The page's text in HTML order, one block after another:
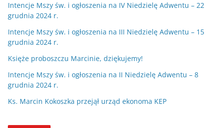
Intencje Mszy św. i ogłoszenia na IV Niedzielę Adwentu – 22
grudnia 2024 r.
Intencje Mszy św. i ogłoszenia na III Niedzielę Adwentu – 15
grudnia 2024 r.
Księże proboszczu Marcinie, dziękujemy!
Intencje Mszy św. i ogłoszenia na II Niedzielę Adwentu – 8
grudnia 2024 r.
Ks. Marcin Kokoszka przejął urząd ekonoma KEP